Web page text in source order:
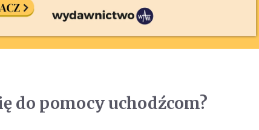
do pomocy uchodźcom?